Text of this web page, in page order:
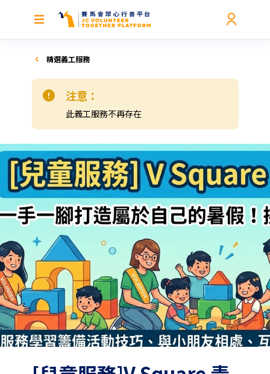
精選義工服務
注意：
此義工服務不再存在